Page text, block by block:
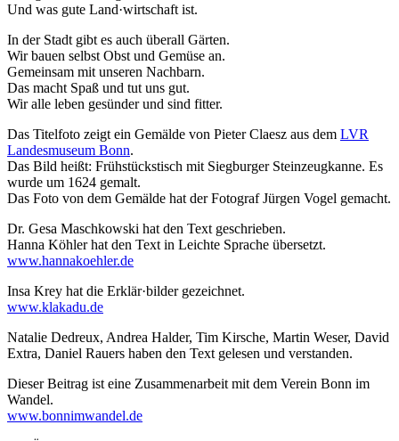
Und was gute Land·wirtschaft ist.
In der Stadt gibt es auch überall Gärten.
Wir bauen selbst Obst und Gemüse an.
Gemeinsam mit unseren Nachbarn.
Das macht Spaß und tut uns gut.
Wir alle leben gesünder und sind fitter.
Das Titelfoto zeigt ein Gemälde von Pieter Claesz aus dem LVR
Landesmuseum Bonn.
Das Bild heißt: Frühstückstisch mit Siegburger Steinzeugkanne. Es
wurde um 1624 gemalt.
Das Foto von dem Gemälde hat der Fotograf Jürgen Vogel gemacht.
Dr. Gesa Maschkowski hat den Text geschrieben.
Hanna Köhler hat den Text in Leichte Sprache übersetzt.
www.hannakoehler.de
Insa Krey hat die Erklär·bilder gezeichnet.
www.klakadu.de
Natalie Dedreux, Andrea Halder, Tim Kirsche, Martin Weser, David
Extra, Daniel Rauers haben den Text gelesen und verstanden.
Dieser Beitrag ist eine Zusammenarbeit mit dem Verein Bonn im
Wandel.
www.bonnimwandel.de